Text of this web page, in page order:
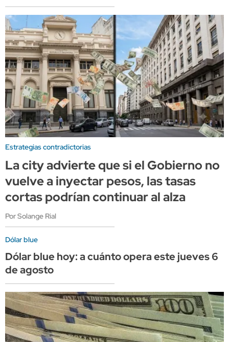
Estrategias contradictorias
La city advierte que si el Gobierno no
vuelve a inyectar pesos, las tasas
cortas podrían continuar al alza
Por Solange Rial
Dólar blue
Dólar blue hoy: a cuánto opera este jueves 6
de agosto